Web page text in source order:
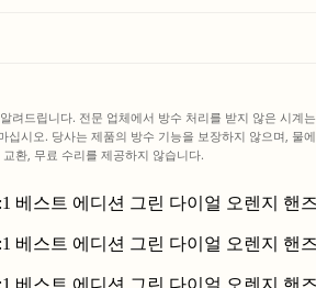
려드립니다. 전문 업체에서 방수 처리를 받지 않은 시계는
십시오. 당사는 제품의 방수 기능을 보장하지 않으며, 물에
환, 무료 수리를 제공하지 않습니다.